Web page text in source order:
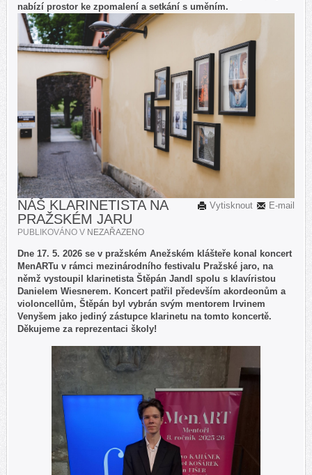
nabízí prostor ke zpomalení a setkání s uměním.
E-mail
Vytisknout
NÁŠ KLARINETISTA NA
PRAŽSKÉM JARU
PUBLIKOVÁNO V NEZAŘAZENO
Dne 17. 5. 2026 se v pražském Anežském klášteře konal koncert
MenARTu v rámci mezinárodního festivalu Pražské jaro, na
němž vystoupil klarinetista Štěpán Jandl spolu s klavíristou
Danielem Wiesnerem. Koncert patřil především akordeonům a
violoncellům, Štěpán byl vybrán svým mentorem Irvinem
Venyšem jako jediný zástupce klarinetu na tomto koncertě.
Děkujeme za reprezentaci školy!